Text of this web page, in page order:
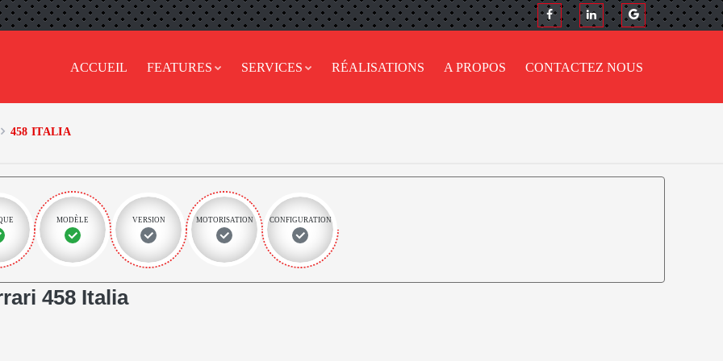
ACCUEIL FEATURES SERVICES RÉALISATIONS A PROPOS CONTACTEZ NOUS
458 ITALIA
MODÈLE VERSION MOTORISATION CONFIGURATION
458 Italia